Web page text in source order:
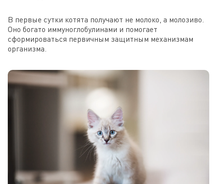
В первые сутки котята получают не молоко, а молозиво.
Оно богато иммуноглобулинами и помогает
сформироваться первичным защитным механизмам
организма.